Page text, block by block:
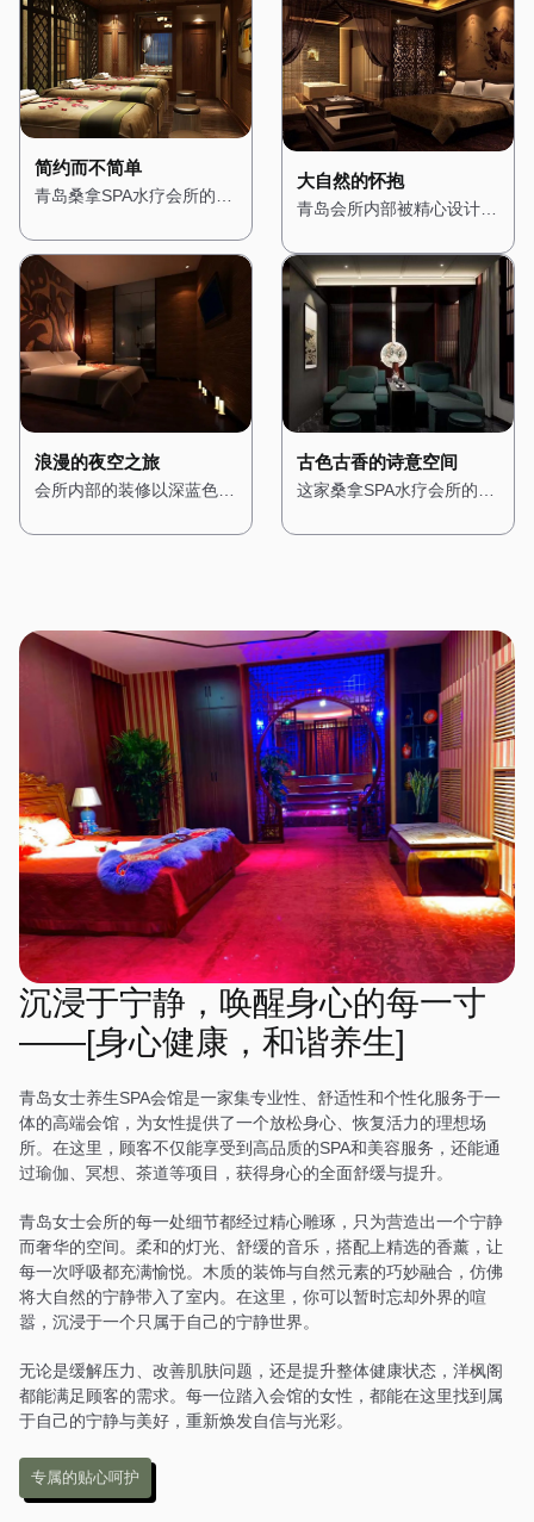
开放式，四周环绕着绿植，
让人在享受桑拿的同时，也
能感受到自然的气息。水疗
区域则配备了舒适的按摩床
和私人浴缸，每个角落都经
松身心的同时，也能享受视
觉上的愉悦。 这里不仅是
一个远离都市喧嚣的隐秘花
园，让每一位顾客都能在这
里找到属于自己的宁静。
桑拿设备，内部装饰以高档
木材为主，搭配柔软的皮革
座椅，让人在享受桑拿时也
能感受到舒适与尊贵。水疗
区域则配备了私人水疗套
房，每个房间都配有独立的
蒸汽房、按摩床和私人浴
缸，确保顾客在享受服务时
的私密性。 在这里，每一
待遇，无论是从环境的布置
还是服务的细节，都让人感
受到无与伦比的奢华体验。
一个小型的禅意花园，潺潺
的流水声与鸟鸣交织在一
起，营造出一种宁静而祥和
的氛围。 会所内部的装修
以木质为主，搭配淡雅的色
之美。墙壁上挂着禅意的挂
画，角落里摆放着精致的佛
淡的檀香，让人瞬间放松下
来。 桑拿房的设计简约而
精致，采用传统的日式风
格，搭配竹编的装饰和榻榻
米，让人在享受桑拿的同
时，也能感受到禅意的宁
静。水疗区域则配备了舒适
的按摩床和私人浴缸，每个
房间都经过精心布置，搭配
柔软的棉麻布艺，营造出一
种温馨而舒适的感觉。 在
白相间的装饰色调，搭配拱
形的门窗和马赛克瓷砖，展
现出浓郁的地中海风格。
会所内部的装修以明亮的色
调为主，搭配木质的家具和
装饰，营造出一种轻松而愉
悦的氛围。墙壁上挂着地中
海风格的挂画，描绘着湛蓝
仿佛能感受到阳光的温暖。
桑拿房被设计成圆形，四周
环绕着蓝色的瓷砖，搭配白
色的装饰线条，仿佛置身于
海洋之中。水疗区域则配备
了舒适的按摩床和私人浴
缸，每个房间都经过精心布
置，搭配蓝色的窗帘和海洋
元素的装饰，营造出一种浪
漫而惬意的感觉。 在这
里，每一次呼吸都能感受到
简约而不简单
青岛桑拿SPA水疗会所的设
都市的时尚与精致。一进
门，便能看到大面积的玻璃
幕墙，将自然光线引入室
内，营造出明亮而通透的氛
围。 会所内部的装修以白
色和灰色为主色调，搭配简
洁的线条和几何图形，展现
艺术作品，搭配现代感十足
的家具，让人感受到都市的
床和私人浴缸，每个房间都
经过精心设计，搭配简洁的
装饰和舒适的布艺，营造出
一种温馨而舒适的感觉。
在这里，简约的设计风格与
高端的设施设备相结合，为
顾客提供了一个时尚而舒适
的放松空间。
大自然的怀抱
青岛会所内部被精心设计成
木质的装饰与绿植随处可
见，让人瞬间忘却城市的喧
嚣。 墙壁上挂着森林主题
的画作，搭配柔和的灯光，
营造出一种温暖而宁静的氛
围。空气中弥漫着松木的清
香，仿佛置身于真正的森林
之中。桑拿房采用天然木材
搭建，搭配石质的地面，让
人在享受桑拿的同时，也能
静。 水疗区域则配备了私
了自然的气息，每一次放松
都是一场与大自然的亲密对
话。
浪漫的夜空之旅
会所内部的装修以深蓝色和
装饰线条，展现出一种神秘
桑拿房被设计成半圆形，天
花板上装饰着星空灯，让人
在享受桑拿时仿佛置身于星
空之下。水疗区域则配备了
舒适的按摩床和私人浴缸，
每个房间都经过精心布置，
搭配星空主题的装饰，营造
出一种浪漫而宁静的感觉。
在这里，每一次放松都是一
场星空下的梦境之旅。
古色古香的诗意空间
这家桑拿SPA水疗会所的设
人仿佛穿越回了古代的宫
的中式灯具，营造出一种庄
重而典雅的氛围。 会所内
部的装修以木质为主，搭配
传统的中式图案，展现出一
种古朴与自然之美。墙壁上
挂着中国山水画，角落里摆
放着古筝和茶具，空气中弥
漫着淡淡的茶香，让人感受
到东方文化的深厚底蕴。
桑拿房采用传统的中式风
格，搭配木质的装饰和榻榻
米，让人在享受桑拿的同
时，也能感受到古典的宁
静。水疗区域则配备了舒适
的按摩床和私人浴缸，每个
房间都经过精心布置，搭配
中式风格的装饰，营造出一
种温馨而舒适的感觉。在这
里，每一次放松都是一场诗
意的旅行。
沉浸于宁静，唤醒身心的每一寸
——[身心健康，和谐养生]
青岛女士养生SPA会馆是一家集专业性、舒适性和个性化服务于一
体的高端会馆，为女性提供了一个放松身心、恢复活力的理想场
所。在这里，顾客不仅能享受到高品质的SPA和美容服务，还能通
过瑜伽、冥想、茶道等项目，获得身心的全面舒缓与提升。
青岛女士会所的每一处细节都经过精心雕琢，只为营造出一个宁静
而奢华的空间。柔和的灯光、舒缓的音乐，搭配上精选的香薰，让
每一次呼吸都充满愉悦。木质的装饰与自然元素的巧妙融合，仿佛
将大自然的宁静带入了室内。在这里，你可以暂时忘却外界的喧
嚣，沉浸于一个只属于自己的宁静世界。
无论是缓解压力、改善肌肤问题，还是提升整体健康状态，洋枫阁
都能满足顾客的需求。每一位踏入会馆的女性，都能在这里找到属
于自己的宁静与美好，重新焕发自信与光彩。
专属的贴心呵护